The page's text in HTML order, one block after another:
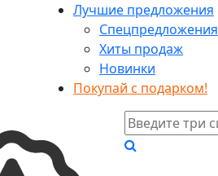
Лучшие предложения
Спецпредложения
Хиты продаж
Новинки
Покупай с подарком!